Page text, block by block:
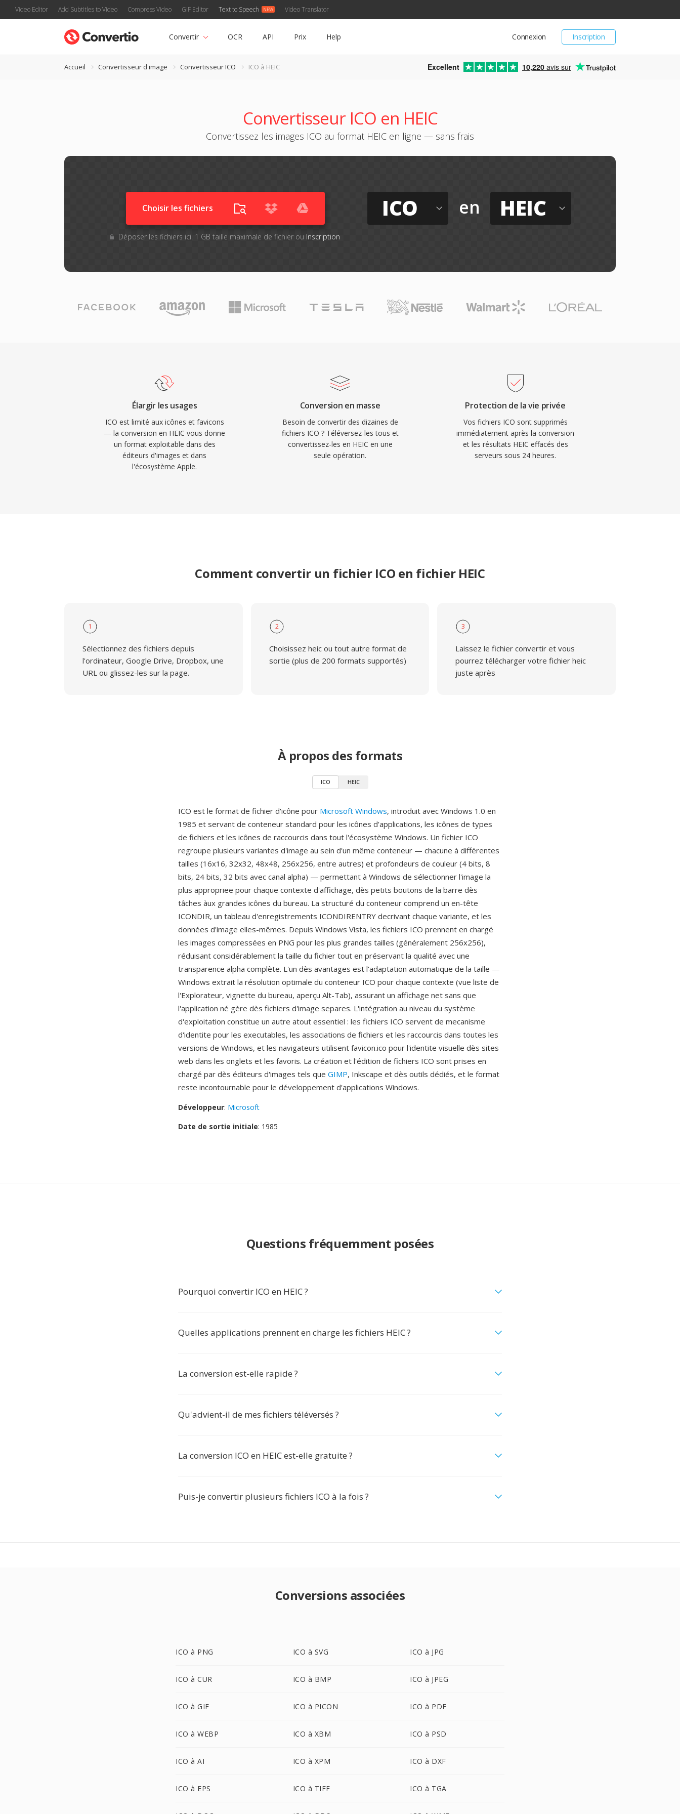
Video Editor Add Subtitles to Video Compress Video GIF Editor Text to Speech Video Translator
Inscription
Connexion
Convertir OCR API Prix Help
Accueil Convertisseur d'image Convertisseur ICO ICO à HEIC Excellent 10,220 avis sur
Convertisseur ICO en HEIC
Convertissez les images ICO au format HEIC en ligne — sans frais
Choisir les fichiers
Déposer les fichiers ici. 1 GB taille maximale de fichier ou Inscription
ICO en HEIC
Élargir les usages
ICO est limité aux icônes et favicons
— la conversion en HEIC vous donne
un format exploitable dans des
éditeurs d'images et dans
l'écosystème Apple.
Conversion en masse
Besoin de convertir des dizaines de
fichiers ICO ? Téléversez-les tous et
convertissez-les en HEIC en une
seule opération.
Protection de la vie privée
Vos fichiers ICO sont supprimés
immédiatement après la conversion
et les résultats HEIC effacés des
serveurs sous 24 heures.
Comment convertir un fichier ICO en fichier HEIC
1
Sélectionnez des fichiers depuis
l'ordinateur, Google Drive, Dropbox, une
URL ou glissez-les sur la page.
2
Choisissez heic ou tout autre format de
sortie (plus de 200 formats supportés)
3
Laissez le fichier convertir et vous
pourrez télécharger votre fichier heic
juste après
À propos des formats
ICO HEIC
ICO est le format de fichier d'icône pour Microsoft Windows, introduit avec Windows 1.0 en
1985 et servant de conteneur standard pour les icônes d'applications, les icônes de types
de fichiers et les icônes de raccourcis dans tout l'écosystème Windows. Un fichier ICO
regroupe plusieurs variantes d'image au sein d'un même conteneur — chacune à différentes
tailles (16x16, 32x32, 48x48, 256x256, entre autres) et profondeurs de couleur (4 bits, 8
bits, 24 bits, 32 bits avec canal alpha) — permettant à Windows de sélectionner l'image la
plus appropriee pour chaque contexte d'affichage, dès petits boutons de la barre dès
tâches àux grandes icônes du bureau. La structuré du conteneur comprend un en-tête
ICONDIR, un tableau d'enregistrements ICONDIRENTRY decrivant chaque variante, et les
données d'image elles-mêmes. Depuis Windows Vista, les fichiers ICO prennent en chargé
les images compressées en PNG pour les plus grandes tailles (généralement 256x256),
réduisant considérablement la taille du fichier tout en préservant la qualité avec une
transparence alpha complète. L'un dès avantages est l'adaptation automatique de la taille —
Windows extrait la résolution optimale du conteneur ICO pour chaque contexte (vue liste de
l'Explorateur, vignette du bureau, aperçu Alt-Tab), assurant un affichage net sans que
l'application né gère dès fichiers d'image separes. L'intégration au niveau du système
d'exploitation constitue un autre atout essentiel : les fichiers ICO servent de mecanisme
d'identite pour les executables, les associations de fichiers et les raccourcis dans toutes les
versions de Windows, et les navigateurs utilisent favicon.ico pour l'identite visuelle dès sites
web dans les onglets et les favoris. La création et l'édition de fichiers ICO sont prises en
chargé par dès éditeurs d'images tels que GIMP, Inkscape et dès outils dédiés, et le format
reste incontournable pour le développement d'applications Windows.
Développeur: Microsoft
Date de sortie initiale: 1985
Questions fréquemment posées
Pourquoi convertir ICO en HEIC ?
Quelles applications prennent en charge les fichiers HEIC ?
La conversion est-elle rapide ?
Qu'advient-il de mes fichiers téléversés ?
La conversion ICO en HEIC est-elle gratuite ?
Puis-je convertir plusieurs fichiers ICO à la fois ?
Conversions associées
ICO à PNG ICO à SVG ICO à JPG
ICO à CUR ICO à BMP ICO à JPEG
ICO à GIF ICO à PICON ICO à PDF
ICO à WEBP ICO à XBM ICO à PSD
ICO à AI ICO à XPM ICO à DXF
ICO à EPS ICO à TIFF ICO à TGA